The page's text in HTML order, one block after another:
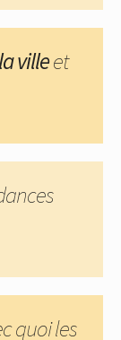
villeet
quoi les